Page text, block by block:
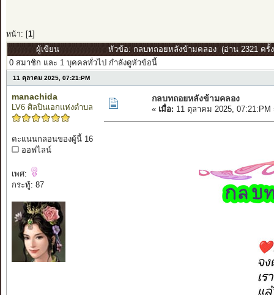
หน้า: [ 1]
ผู้เขียน
หัวข้อ: กลบทถอยหลังข้ามคลอง (อ่าน 2321 ครั้
0 สมาชิก และ 1 บุคคลทั่วไป กำลังดูหัวข้อนี้
11 ตุลาคม 2025, 07:21:PM
manachida
LV6 ศิลปินเอกแห่งตำบล
คะแนนกลอนของผู้นี้ 16
ออฟไลน์
เพศ:
กระทู้: 87
กลบทถอยหลังข้ามคลอง
« เมื่อ: 11 ตุลาคม 2025, 07:21:PM